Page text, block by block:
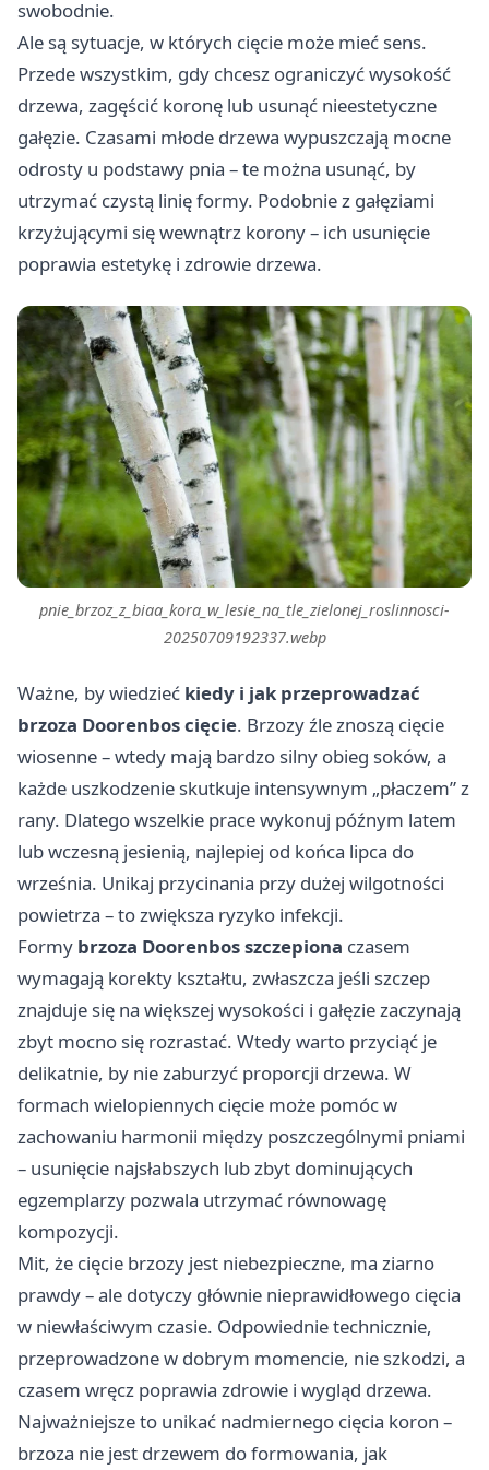
swobodnie.
Ale są sytuacje, w których cięcie może mieć sens.
Przede wszystkim, gdy chcesz ograniczyć wysokość
drzewa, zagęścić koronę lub usunąć nieestetyczne
gałęzie. Czasami młode drzewa wypuszczają mocne
odrosty u podstawy pnia – te można usunąć, by
utrzymać czystą linię formy. Podobnie z gałęziami
krzyżującymi się wewnątrz korony – ich usunięcie
poprawia estetykę i zdrowie drzewa.
pnie_brzoz_z_biaa_kora_w_lesie_na_tle_zielonej_roslinnosci-
20250709192337.webp
Ważne, by wiedzieć kiedy i jak przeprowadzać
brzoza Doorenbos cięcie. Brzozy źle znoszą cięcie
wiosenne – wtedy mają bardzo silny obieg soków, a
każde uszkodzenie skutkuje intensywnym „płaczem” z
rany. Dlatego wszelkie prace wykonuj późnym latem
lub wczesną jesienią, najlepiej od końca lipca do
września. Unikaj przycinania przy dużej wilgotności
powietrza – to zwiększa ryzyko infekcji.
Formy brzoza Doorenbos szczepiona czasem
wymagają korekty kształtu, zwłaszcza jeśli szczep
znajduje się na większej wysokości i gałęzie zaczynają
zbyt mocno się rozrastać. Wtedy warto przyciąć je
delikatnie, by nie zaburzyć proporcji drzewa. W
formach wielopiennych cięcie może pomóc w
zachowaniu harmonii między poszczególnymi pniami
– usunięcie najsłabszych lub zbyt dominujących
egzemplarzy pozwala utrzymać równowagę
kompozycji.
Mit, że cięcie brzozy jest niebezpieczne, ma ziarno
prawdy – ale dotyczy głównie nieprawidłowego cięcia
w niewłaściwym czasie. Odpowiednie technicznie,
przeprowadzone w dobrym momencie, nie szkodzi, a
czasem wręcz poprawia zdrowie i wygląd drzewa.
Najważniejsze to unikać nadmiernego cięcia koron –
brzoza nie jest drzewem do formowania, jak